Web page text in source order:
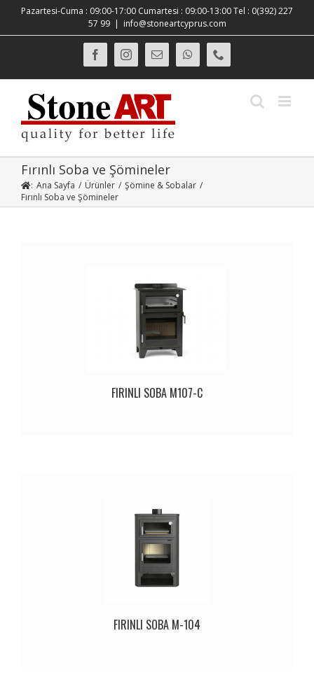
content
Pazartesi-Cuma : 09:00-17:00 Cumartesi : 09:00-13:00 Tel : 0(392) 227
57 99 | info@stoneartcyprus.com
FacebookInstagram
E-
posta
WhatsApp
Fırınlı Soba ve Şömineler
: Ana Sayfa / Ürünler / Şömine & Sobalar /
Fırınlı Soba ve Şömineler
FIRINLI SOBA M107-C
FIRINLI SOBA M-104